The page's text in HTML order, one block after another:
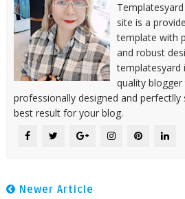
site is a
template with
and robust
templatesyard
quality
professionally designed and
best result for your blog.
Newer Article